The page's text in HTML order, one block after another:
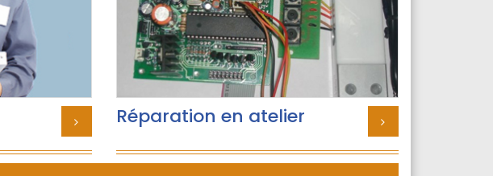
Réparation en atelier